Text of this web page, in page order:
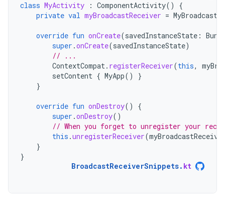
class MyActivity : ComponentActivity()
{
private val myBroadcastReceiver =
override fun onCreate(savedInstanceState :
super .onCreate(savedInstanceState)
// ...
ContextCompat. registerReceiver(this,
setContent { MyApp()
}
}
override fun onDestroy()
{
super .onDestroy()
// When you forget to unregister your
this .unregisterReceiver(
}
}
BroadcastReceiverSnippets. kt